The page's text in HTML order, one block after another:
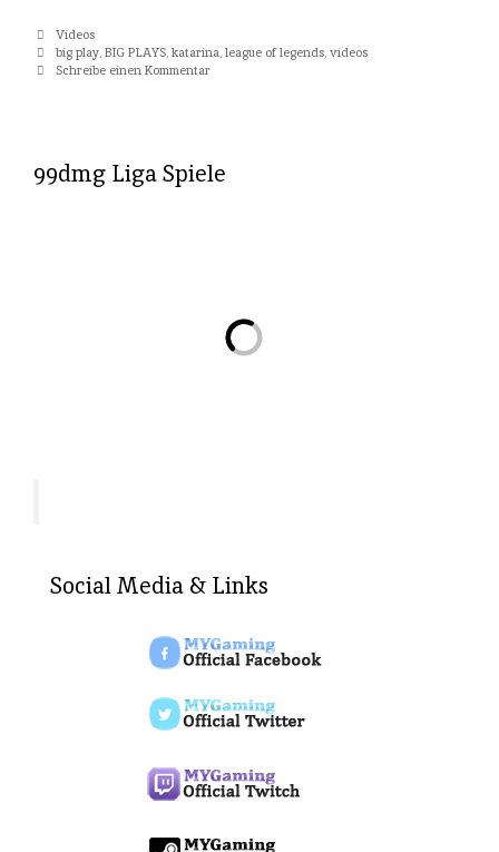
Kategorien
Videos
Tags
big play, BIG PLAYS, katarina, league of legends, videos
Schreibe einen Kommentar
99dmg Liga Spiele
Social Media & Links